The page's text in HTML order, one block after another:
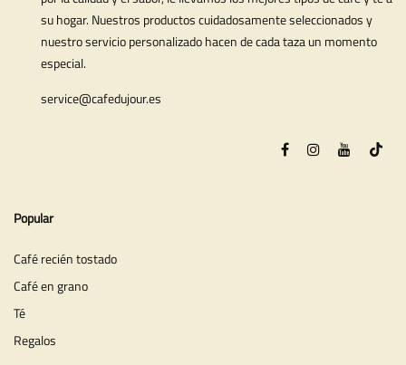
su hogar. Nuestros productos cuidadosamente seleccionados y
nuestro servicio personalizado hacen de cada taza un momento
especial.
service@cafedujour.es
Popular
Café recién tostado
Café en grano
Té
Regalos